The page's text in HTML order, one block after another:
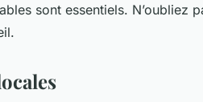
sont essentiels. N’oubliez